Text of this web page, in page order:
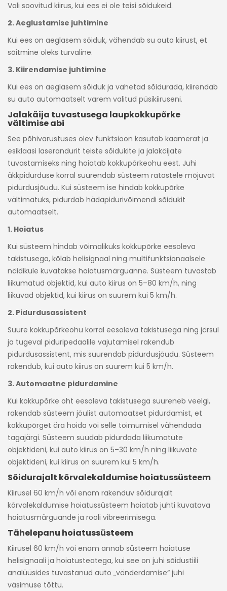
Vali soovitud kiirus, kui ees ei ole teisi sõidukeid.
2. Aeglustamise juhtimine
Kui ees on aeglasem sõiduk, vähendab su auto kiirust, et
sõitmine oleks turvaline.
3. Kiirendamise juhtimine
Kui ees on aeglasem sõiduk ja vahetad sõidurada, kiirendab
su auto automaatselt varem valitud püsikiiruseni.
Jalakäija tuvastusega laupkokkupõrke
vältimise abi
See põhivarustuses olev funktsioon kasutab kaamerat ja
esiklaasi laserandurit teiste sõidukite ja jalakäijate
tuvastamiseks ning hoiatab kokkupõrkeohu eest. Juhi
äkkpidurduse korral suurendab süsteem ratastele mõjuvat
pidurdusjõudu. Kui süsteem ise hindab kokkupõrke
vältimatuks, pidurdab hädapidurivõimendi sõidukit
automaatselt.
1. Hoiatus
Kui süsteem hindab võimalikuks kokkupõrke eesoleva
takistusega, kõlab helisignaal ning multifunktsionaalsele
näidikule kuvatakse hoiatusmärguanne. Süsteem tuvastab
liikumatud objektid, kui auto kiirus on 5–80 km/h, ning
liikuvad objektid, kui kiirus on suurem kui 5 km/h.
2. Pidurdusassistent
Suure kokkupõrkeohu korral eesoleva takistusega ning järsul
ja tugeval piduripedaalile vajutamisel rakendub
pidurdusassistent, mis suurendab pidurdusjõudu. Süsteem
rakendub, kui auto kiirus on suurem kui 5 km/h.
3. Automaatne pidurdamine
Kui kokkupõrke oht eesoleva takistusega suureneb veelgi,
rakendab süsteem jõulist automaatset pidurdamist, et
kokkupõrget ära hoida või selle toimumisel vähendada
tagajärgi. Süsteem suudab pidurdada liikumatute
objektideni, kui auto kiirus on 5–30 km/h ning liikuvate
objektideni, kui kiirus on suurem kui 5 km/h.
Sõidurajalt kõrvalekaldumise hoiatussüsteem
Kiirusel 60 km/h või enam rakenduv sõidurajalt
kõrvalekaldumise hoiatussüsteem hoiatab juhti kuvatava
hoiatusmärguande ja rooli vibreerimisega.
Tähelepanu hoiatussüsteem
Kiirusel 60 km/h või enam annab süsteem hoiatuse
helisignaali ja hoiatusteatega, kui see on juhi sõidustiili
analüüsides tuvastanud auto „vänderdamise“ juhi
väsimuse tõttu.